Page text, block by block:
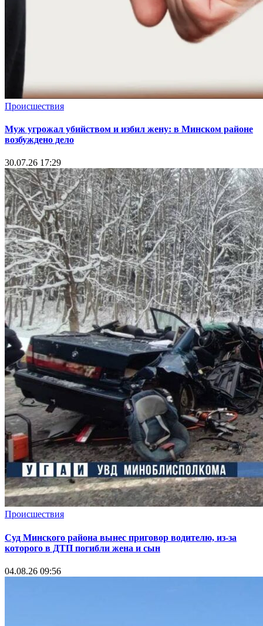
Происшествия
Муж угрожал убийством и избил жену: в Минском районе
возбуждено дело
30.07.26 17:29
Происшествия
Суд Минского района вынес приговор водителю, из-за
которого в ДТП погибли жена и сын
04.08.26 09:56